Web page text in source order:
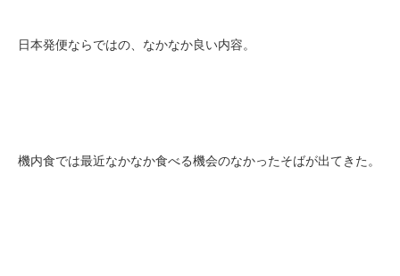
日本発便ならではの、なかなか良い内容。
機内食では最近なかなか食べる機会のなかったそばが出てきた。